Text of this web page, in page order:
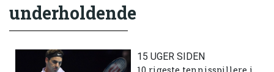
underholdende
15 UGER SIDEN